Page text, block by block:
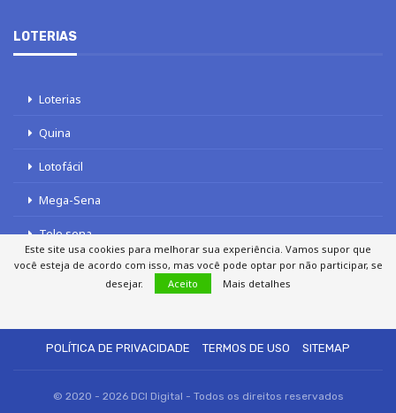
LOTERIAS
Loterias
Quina
Lotofácil
Mega-Sena
Tele sena
POLÍTICA DE PRIVACIDADE
TERMOS DE USO SITEMAP
© 2020 - 2026 DCI Digital - Todos os direitos reservados
Este site usa cookies para melhorar sua experiência. Vamos supor que
você esteja de acordo com isso, mas você pode optar por não participar, se
desejar.
Aceito Mais detalhes